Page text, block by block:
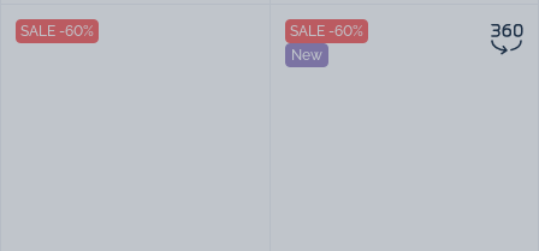
SALE -60%
SALE -60%
New